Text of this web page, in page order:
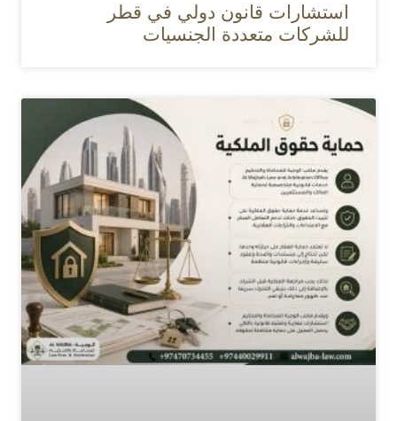
استشارات قانون دولي في قطر
للشركات متعددة الجنسيات